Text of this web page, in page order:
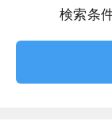
検索条